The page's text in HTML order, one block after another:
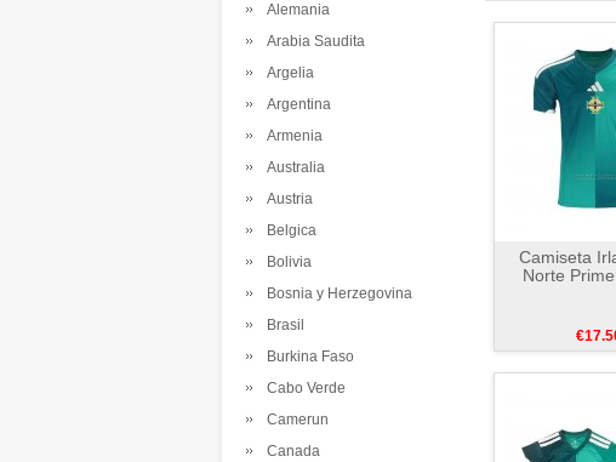
Alemania
Arabia Saudita
Argelia
Argentina
Armenia
Australia
Austria
Belgica
Bolivia
Bosnia y Herzegovina
Brasil
Burkina Faso
Cabo Verde
Camerun
Canada
Camiseta
Norte